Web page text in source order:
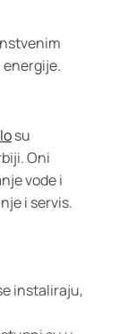
su
Oni
vode i
i servis.
instaliraju,